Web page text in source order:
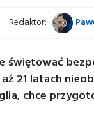
Redaktor:
świętować
21 latach
chce